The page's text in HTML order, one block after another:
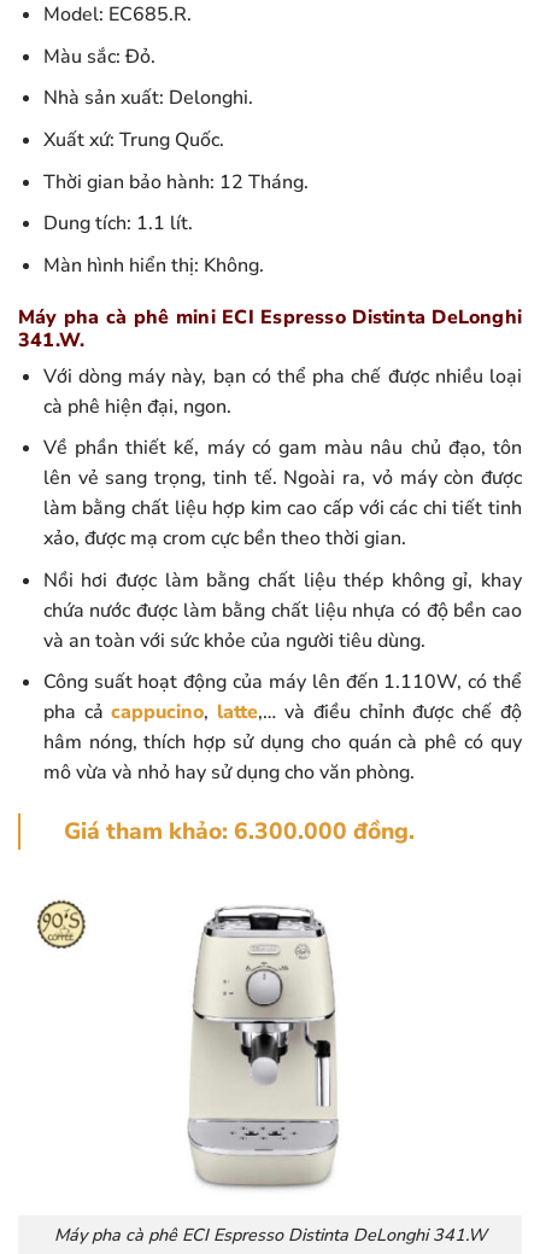
Model: EC685.R.
Màu sắc: Đỏ.
Nhà sản xuất: Delonghi.
Xuất xứ: Trung Quốc.
Thời gian bảo hành: 12 Tháng.
Dung tích: 1.1 lít.
Màn hình hiển thị: Không.
Máy pha cà phê mini ECI Espresso Distinta DeLonghi
341.W.
Với dòng máy này, bạn có thể pha chế được nhiều loại
cà phê hiện đại, ngon.
Về phần thiết kế, máy có gam màu nâu chủ đạo, tôn
lên vẻ sang trọng, tinh tế. Ngoài ra, vỏ máy còn được
làm bằng chất liệu hợp kim cao cấp với các chi tiết tinh
xảo, được mạ crom cực bền theo thời gian.
Nồi hơi được làm bằng chất liệu thép không gỉ, khay
chứa nước được làm bằng chất liệu nhựa có độ bền cao
và an toàn với sức khỏe của người tiêu dùng.
Công suất hoạt động của máy lên đến 1.110W, có thể
pha cảcappucino, latte,… và điều chỉnh được chế độ
hâm nóng, thích hợp sử dụng cho quán cà phê có quy
mô vừa và nhỏ hay sử dụng cho văn phòng.
Giá tham khảo: 6.300.000 đồng.
Máy pha cà phê ECI Espresso Distinta DeLonghi 341.W